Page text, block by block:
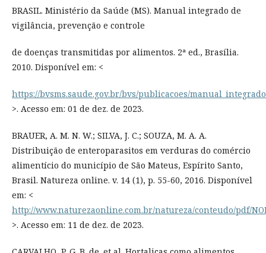
BRASIL. Ministério da Saúde (MS). Manual integrado de
vigilância, prevenção e controle
de doenças transmitidas por alimentos. 2ª ed., Brasília.
2010. Disponível em: <
https://bvsms.saude.gov.br/bvs/publicacoes/
>. Acesso em: 01 de dez. de 2023.
BRAUER, A. M. N. W.; SILVA, J. C.; SOUZA, M. A. A.
Distribuição de enteroparasitos em verduras do comércio
alimentício do município de São Mateus, Espírito Santo,
Brasil. Natureza online. v. 14 (1), p. 55-60, 2016. Disponível
em: <
http://www.naturezaonline.com.br/natureza/conteudo/pdf/
>. Acesso em: 11 de dez. de 2023.